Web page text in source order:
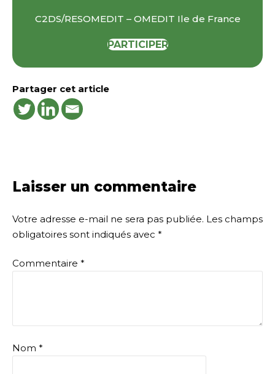
C2DS/RESOMEDIT – OMEDIT Ile de France
PARTICIPER
Partager cet article
Laisser un commentaire
Votre adresse e-mail ne sera pas publiée. Les champs
obligatoires sont indiqués avec *
Commentaire *
Nom *